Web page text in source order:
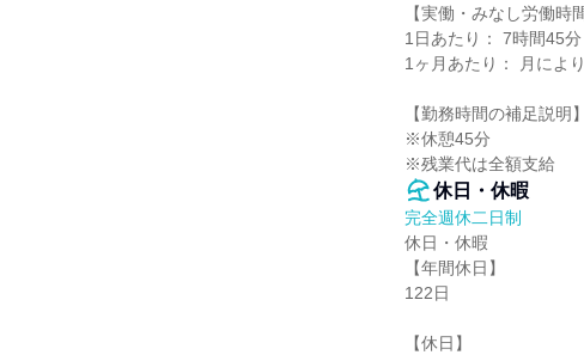
【実働・みなし労働時間
1日あたり： 7時間45
1ヶ月あたり： 月によ
【勤務時間の補足説明】
※休憩45分
※残業代は全額支給
休日・休暇
完全週休二日制
休日・休暇
【年間休日】
122日
【休日】